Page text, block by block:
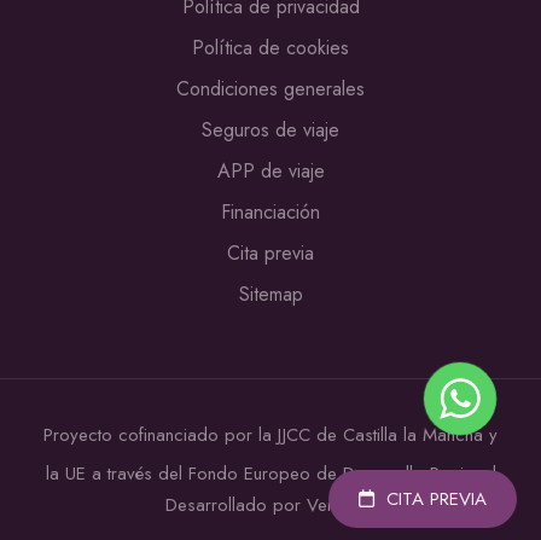
Política de privacidad
Política de cookies
Condiciones generales
Seguros de viaje
APP de viaje
Financiación
Cita previa
Sitemap
Proyecto cofinanciado por la JJCC de Castilla la Mancha y
la UE a través del Fondo Europeo de Desarrollo Regional
Desarrollado por Verkia ® CITA PREVIA